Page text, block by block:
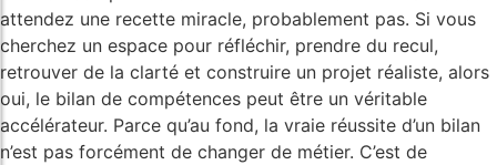
attendez une recette miracle, probablement pas. Si vous
cherchez un espace pour réfléchir, prendre du recul,
retrouver de la clarté et construire un projet réaliste, alors
oui, le bilan de compétences peut être un véritable
accélérateur. Parce qu’au fond, la vraie réussite d’un bilan
n’est pas forcément de changer de métier. C’est de